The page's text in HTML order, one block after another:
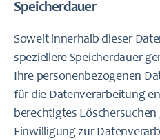
Speicherdauer
Soweit innerhalb dieser
speziellere Speicherdauer
Ihre personenbezogenen
für die Datenverarbeitung
berechtigtes
Einwilligung zur